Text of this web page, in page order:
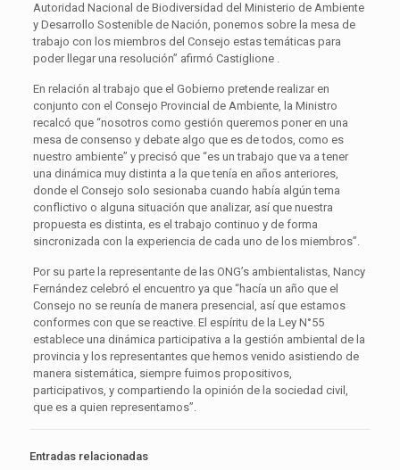
Autoridad Nacional de Biodiversidad del Ministerio de Ambiente
y Desarrollo Sostenible de Nación, ponemos sobre la mesa de
trabajo con los miembros del Consejo estas temáticas para
poder llegar una resolución” afirmó Castiglione .
En relación al trabajo que el Gobierno pretende realizar en
conjunto con el Consejo Provincial de Ambiente, la Ministro
recalcó que “nosotros como gestión queremos poner en una
mesa de consenso y debate algo que es de todos, como es
nuestro ambiente” y precisó que “es un trabajo que va a tener
una dinámica muy distinta a la que tenía en años anteriores,
donde el Consejo solo sesionaba cuando había algún tema
conflictivo o alguna situación que analizar, así que nuestra
propuesta es distinta, es el trabajo continuo y de forma
sincronizada con la experiencia de cada uno de los miembros”.
Por su parte la representante de las ONG’s ambientalistas, Nancy
Fernández celebró el encuentro ya que “hacía un año que el
Consejo no se reunía de manera presencial, así que estamos
conformes con que se reactive. El espíritu de la Ley N°55
establece una dinámica participativa a la gestión ambiental de la
provincia y los representantes que hemos venido asistiendo de
manera sistemática, siempre fuimos propositivos,
participativos, y compartiendo la opinión de la sociedad civil,
que es a quien representamos”.
Entradas relacionadas